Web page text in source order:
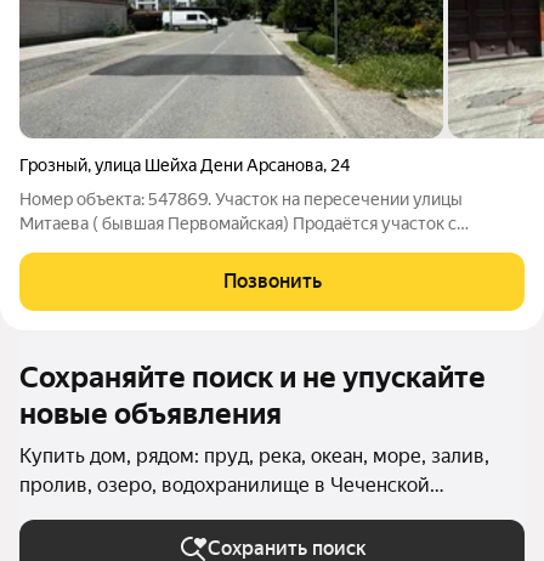
Грозный,улица Шейха Дени Арсанова, 24
Номер объекта: 547869. Участок на пересечении улицы
Митаева ( бывшая Первомайская) Продаётся участок с
Участок 5 соток Дом 297 м2 Инфраструктура: № 7 Школа
Халяль Садик Палитра Вкуса в 10 минутах
Позвонить
Сохраняйте поиск и не упускайте
новые объявления
Купить дом, рядом: пруд, река, океан, море, залив,
пролив, озеро, водохранилище в Чеченской
Республике
Сохранить поиск